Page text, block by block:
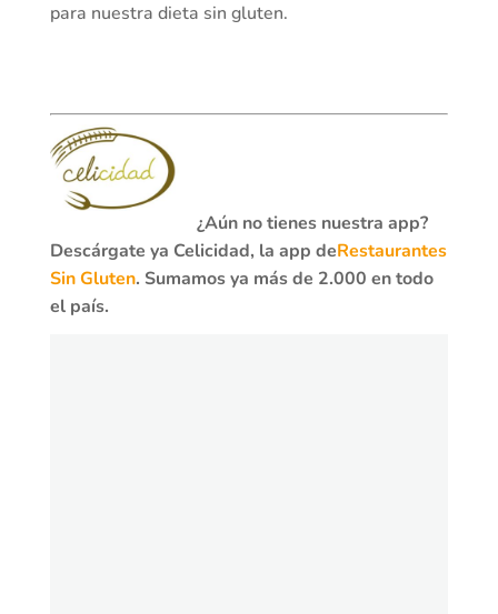
para nuestra dieta sin gluten.
¿Aún no tienes nuestra app?
Descárgate ya Celicidad, la app deRestaurantes
Sin Gluten. Sumamos ya más de 2.000 en todo
el país.